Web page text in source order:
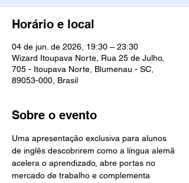
Horário e local
04 de jun. de 2026, 19:30 – 23:30
Wizard Itoupava Norte, Rua 25 de Julho,
705 - Itoupava Norte, Blumenau - SC,
89053-000, Brasil
Sobre o evento
Uma apresentação exclusiva para alunos
de inglês descobrirem como a língua alemã
acelera o aprendizado, abre portas no
mercado de trabalho e complementa